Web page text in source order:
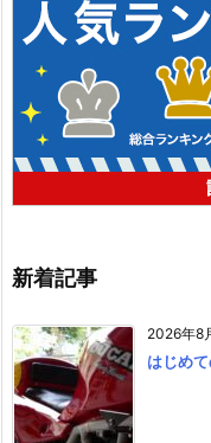
新着記事
2026年8
はじめ